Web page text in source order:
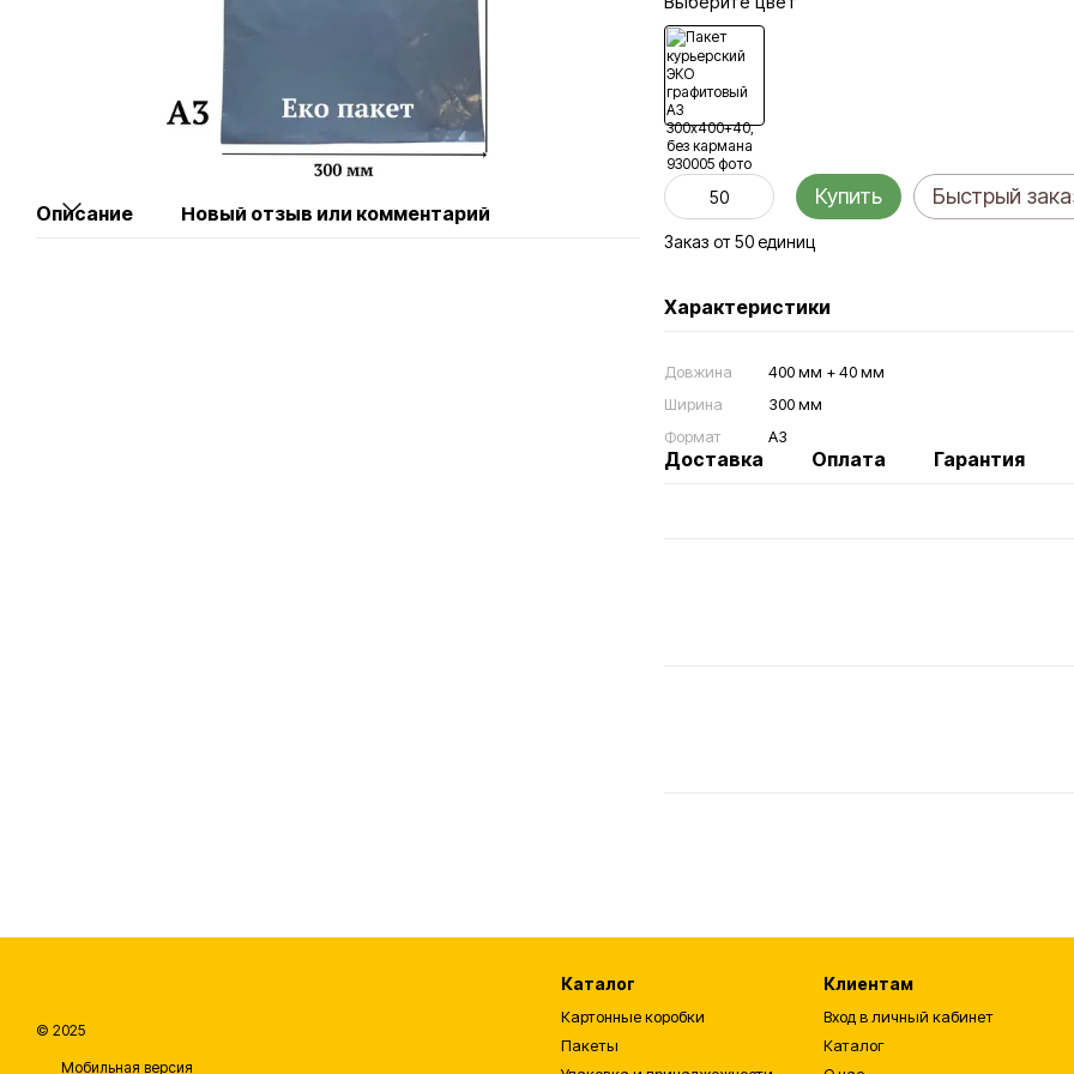
Описание Новый отзыв или комментарий
Купить Быстрый
Заказ от 50 единиц
Характеристики
Довжина
400 мм + 40 мм
Ширина
300 мм
Формат
А3
Доставка Оплата Гарантия
© 2025
Мобильная версия
Каталог
Картонные коробки
Пакеты
Клиентам
Вход в личный кабинет
Каталог